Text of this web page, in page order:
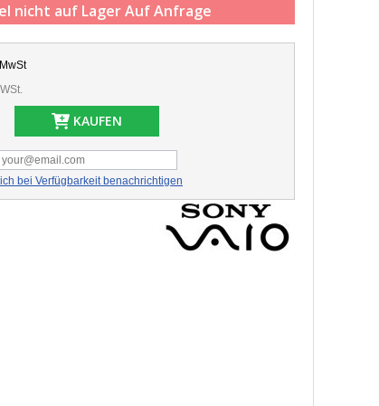
nicht auf Lager Auf Anfrage
KAUFEN
bei Verfügbarkeit benachrichtigen